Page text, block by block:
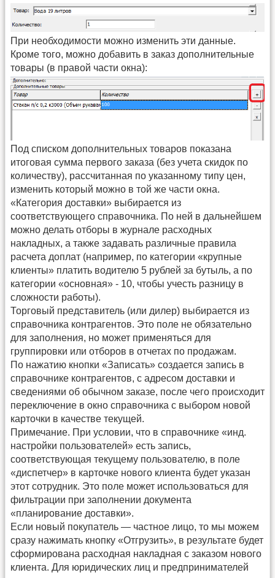
При необходимости можно изменить эти данные.
Кроме того, можно добавить в заказ дополнительные
товары (в правой части окна):
Под списком дополнительных товаров показана
итоговая сумма первого заказа (без учета скидок по
количеству), рассчитанная по указанному типу цен,
изменить который можно в той же части окна.
«Категория доставки» выбирается из
соответствующего справочника. По ней в дальнейшем
можно делать отборы в журнале расходных
накладных, а также задавать различные правила
расчета доплат (например, по категории «крупные
клиенты» платить водителю 5 рублей за бутыль, а по
категории «основная» - 10, чтобы учесть разницу в
сложности работы).
Торговый представитель (или дилер) выбирается из
справочника контрагентов. Это поле не обязательно
для заполнения, но может применяться для
группировки или отборов в отчетах по продажам.
По нажатию кнопки «Записать» создается запись в
справочнике контрагентов, с адресом доставки и
сведениями об обычном заказе, после чего происходит
переключение в окно справочника с выбором новой
карточки в качестве текущей.
Примечание. При условии, что в справочнике «инд.
настройки пользователей» есть запись,
соответствующая текущему пользователю, в поле
«диспетчер» в карточке нового клиента будет указан
этот сотрудник. Это поле может использоваться для
фильтрации при заполнении документа
«планирование доставки».
Если новый покупатель — частное лицо, то мы можем
сразу нажимать кнопку «Отгрузить», в результате будет
сформирована расходная накладная с заказом нового
клиента. Для юридических лиц и предпринимателей